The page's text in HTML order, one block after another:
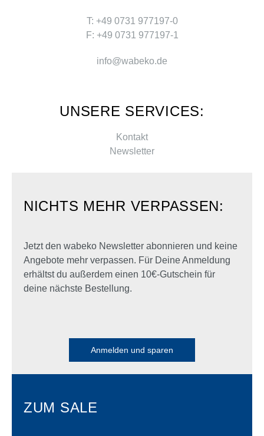
T: +49 0731 977197-0
F: +49 0731 977197-1
info@wabeko.de
UNSERE SERVICES:
Kontakt
Newsletter
NICHTS MEHR VERPASSEN:
Jetzt den wabeko Newsletter abonnieren und keine
Angebote mehr verpassen. Für Deine Anmeldung
erhältst du außerdem einen 10€-Gutschein für
deine nächste Bestellung.
Anmelden und sparen
ZUM SALE